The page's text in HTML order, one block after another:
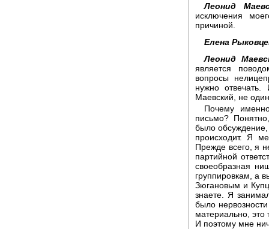
Леонид
исключения
причиной.
Елена
Леонид
является
вопросы
нужно
Маевский, не
Почему
письмо?
было обсуждение,
происходит. Я
Прежде всего, я
партийной
своеобразная
группировкам, а
Зюгановым и
знаете. Я
было
материально,
И поэтому мне